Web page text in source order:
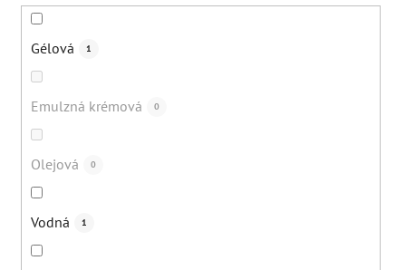
Gélová 1
Emulzná krémová 0
Olejová 0
Vodná 1